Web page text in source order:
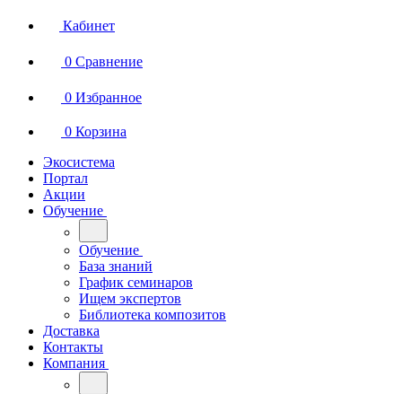
Кабинет
0 Сравнение
0 Избранное
0 Корзина
Экосистема
Портал
Акции
Обучение
Обучение
База знаний
График семинаров
Ищем экспертов
Библиотека композитов
Доставка
Контакты
Компания